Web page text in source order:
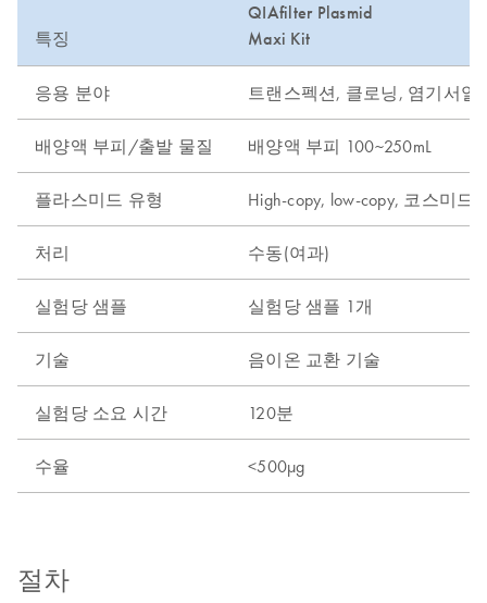
특징
QIAfilter Plasmid
Maxi Kit
응용 분야 트랜스펙션, 클로닝, 염기서열
배양액 부피/출발 물질 배양액 부피 100~250mL
플라스미드 유형 High-copy, low-copy, 코스미드
처리 수동(여과)
실험당 샘플 실험당 샘플 1개
기술 음이온 교환 기술
실험당 소요 시간 120분
수율 <500µg
절차